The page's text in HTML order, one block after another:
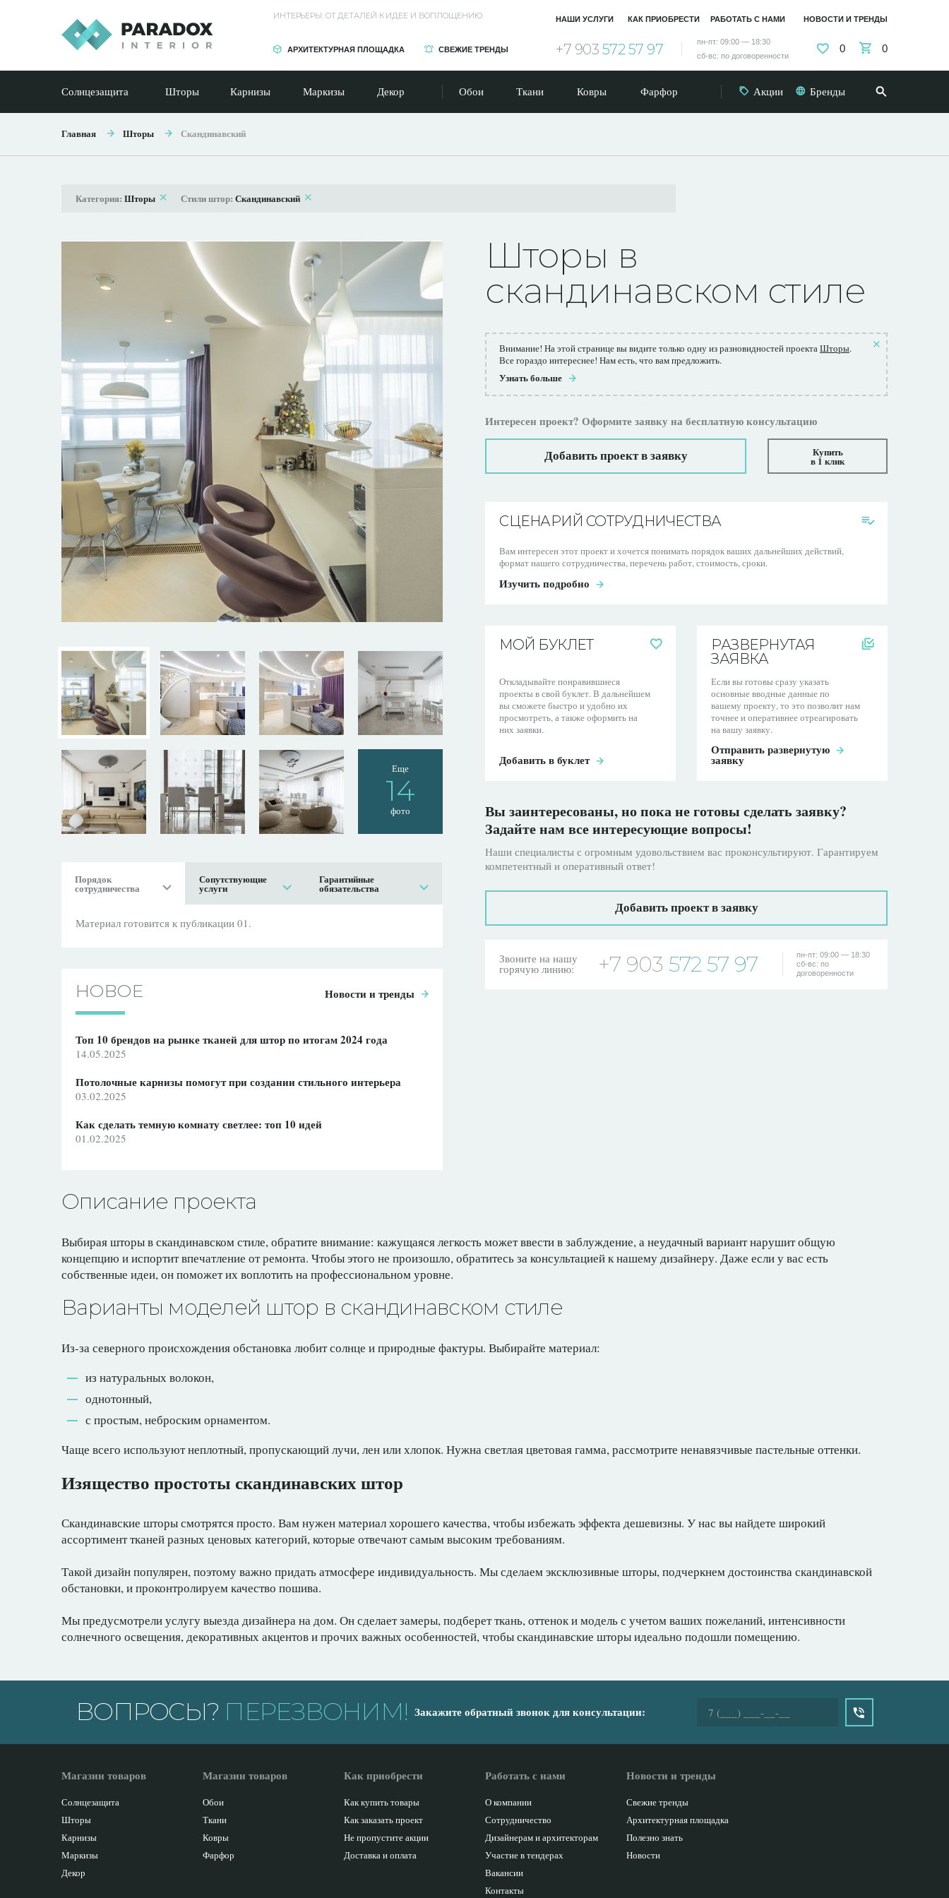
ИНТЕРЬЕРЫ: ОТ ДЕТАЛЕЙ К ИДЕЕ И ВОПЛОЩЕНИЮ
АРХИТЕКТУРНАЯ ПЛОЩАДКА СВЕЖИЕ ТРЕНДЫ +7 903 572 57 97
пн-пт: 09:00 — 18:30
сб-вс: по договоренности
НАШИ УСЛУГИ КАК ПРИОБРЕСТИ РАБОТАТЬ С НАМИ НОВОСТИ И ТРЕНДЫ
0 0
Солнцезащита Шторы Карнизы Маркизы Декор Обои Ткани Ковры Фарфор Акции Бренды
Главная Шторы Скандинавский
Категория: Шторы Стили штор: Скандинавский
Еще
14
фото
Порядок
сотрудничества
Сопутствующие
услуги
Гарантийные
обязательства
Материал готовится к публикации 01.
НОВОЕ
Топ 10 брендов на рынке тканей для штор по итогам 2024 года
14.05.2025
Потолочные карнизы помогут при создании стильного интерьера
03.02.2025
Как сделать темную комнату светлее: топ 10 идей
01.02.2025
Новости и тренды
Шторы в
скандинавском стиле
Внимание! На этой странице вы видите только одну из разновидностей проектаШторы.
Все гораздо интереснее! Нам есть, что вам предложить.
Узнать больше
Интересен проект? Оформите заявку на бесплатную консультацию
Добавить проект в заявку Купить
в 1 клик
СЦЕНАРИЙ СОТРУДНИЧЕСТВА
Вам интересен этот проект и хочется понимать порядок ваших дальнейших действий,
формат нашего сотрудничества, перечень работ, стоимость, сроки.
Изучить подробно
МОЙ БУКЛЕТ
Откладывайте понравившиеся
проекты в свой буклет. В дальнейшем
вы сможете быстро и удобно их
просмотреть, а также оформить на
них заявки.
Добавить в буклет
РАЗВЕРНУТАЯ
ЗАЯВКА
Если вы готовы сразу указать
основные вводные данные по
вашему проекту, то это позволит нам
точнее и оперативнее отреагировать
на вашу заявку.
Отправить развернутую
заявку
Вы заинтересованы, но пока не готовы сделать заявку?
Задайте нам все интересующие вопросы!
Наши специалисты с огромным удовольствием вас проконсультируют. Гарантируем
компетентный и оперативный ответ!
Добавить проект в заявку
Звоните на нашу
горячую линию: +7 903 572 57 97
пн-пт: 09:00 — 18:30
сб-вс: по
договоренности
Описание проекта
Выбирая шторы в скандинавском стиле, обратите внимание: кажущаяся легкость может ввести в заблуждение, а неудачный вариант нарушит общую
концепцию и испортит впечатление от ремонта. Чтобы этого не произошло, обратитесь за консультацией к нашему дизайнеру. Даже если у вас есть
собственные идеи, он поможет их воплотить на профессиональном уровне.
Варианты моделей штор в скандинавском стиле
Из-за северного происхождения обстановка любит солнце и природные фактуры. Выбирайте материал:
из натуральных волокон,
однотонный,
с простым, неброским орнаментом.
Чаще всего используют неплотный, пропускающий лучи, лен или хлопок. Нужна светлая цветовая гамма, рассмотрите ненавязчивые пастельные оттенки.
Изящество простоты скандинавских штор
Скандинавские шторы смотрятся просто. Вам нужен материал хорошего качества, чтобы избежать эффекта дешевизны. У нас вы найдете широкий
ассортимент тканей разных ценовых категорий, которые отвечают самым высоким требованиям.
Такой дизайн популярен, поэтому важно придать атмосфере индивидуальность. Мы сделаем эксклюзивные шторы, подчеркнем достоинства скандинавской
обстановки, и проконтролируем качество пошива.
Мы предусмотрели услугу выезда дизайнера на дом. Он сделает замеры, подберет ткань, оттенок и модель с учетом ваших пожеланий, интенсивности
солнечного освещения, декоративных акцентов и прочих важных особенностей, чтобы скандинавские шторы идеально подошли помещению.
ВОПРОСЫ? ПЕРЕЗВОНИМ! Закажите обратный звонок для консультации:
Магазин товаров
Солнцезащита
Шторы
Карнизы
Маркизы
Декор
Магазин товаров
Обои
Ткани
Ковры
Фарфор
Как приобрести
Как купить товары
Как заказать проект
Не пропустите акции
Доставка и оплата
Работать с нами
О компании
Сотрудничество
Дизайнерам и архитекторам
Участие в тендерах
Вакансии
Контакты
Новости и тренды
Свежие тренды
Архитектурная площадка
Полезно знать
Новости